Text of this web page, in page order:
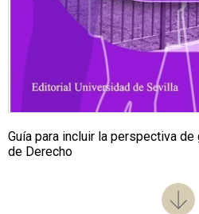
Guía para incluir la perspectiva
de Derecho